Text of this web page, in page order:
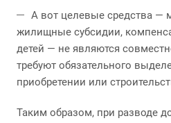
А вот целевые средства —
жилищные субсидии,
детей — не являются
требуют обязательного
приобретении или
Таким образом, при разводе